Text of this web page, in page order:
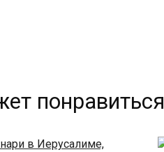
понравиться